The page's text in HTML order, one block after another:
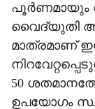
പൂർണമായും
വൈദ്യുതി
മാത്രമാണ്
50
ഉപയോഗം